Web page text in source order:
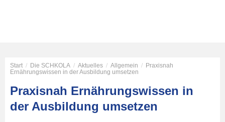
Start / Die SCHKOLA / Aktuelles / Allgemein / Praxisnah
Ernährungswissen in der Ausbildung umsetzen
Praxisnah Ernährungswissen in
der Ausbildung umsetzen